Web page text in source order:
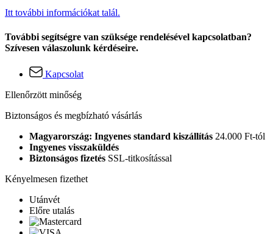
Itt további információkat talál.
További segítségre van szüksége rendelésével kapcsolatban?
Szívesen válaszolunk kérdéseire.
Kapcsolat
Ellenőrzött minőség
Biztonságos és megbízható vásárlás
Magyarország: Ingyenes standard kiszállítás 24.000 Ft-tól
Ingyenes visszaküldés
Biztonságos fizetés SSL-titkosítással
Kényelmesen fizethet
Utánvét
Előre utalás